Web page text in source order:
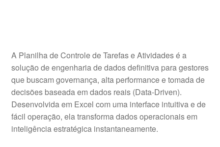
A Planilha de Controle de Tarefas e Atividades é a
solução de engenharia de dados definitiva para gestores
que buscam governança, alta performance e tomada de
decisões baseada em dados reais (Data-Driven).
Desenvolvida em Excel com uma interface intuitiva e de
fácil operação, ela transforma dados operacionais em
inteligência estratégica instantaneamente.